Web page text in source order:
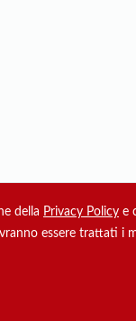
della Privacy Policy e
essere trattati i